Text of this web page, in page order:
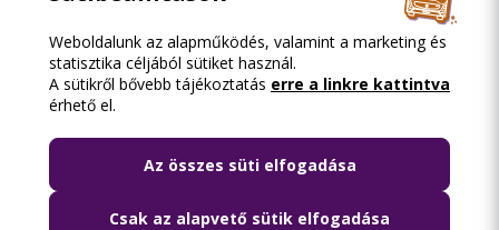
Közösségi közlekedéssel a Szigetre
Weboldalunk az alapműködés, valamint a marketing és
statisztika céljából sütiket használ.
A sütikről bővebb tájékoztatás erre a linkre kattintva
érhető el.
Az összes süti elfogadása
Csak az alapvető sütik elfogadása